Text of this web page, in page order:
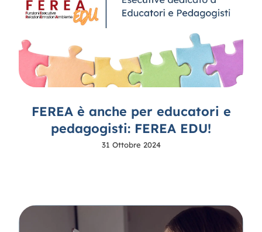
FEREA è anche per educatori e
pedagogisti: FEREA EDU!
31 Ottobre 2024